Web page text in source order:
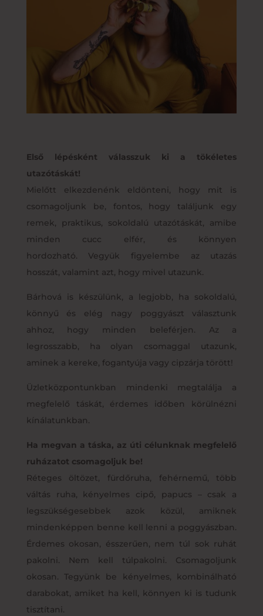
Első lépésként válasszuk ki a tökéletes
utazótáskát!
Mielőtt elkezdenénk eldönteni, hogy mit is
csomagoljunk be, fontos, hogy találjunk egy
remek, praktikus, sokoldalú utazótáskát, amibe
minden cucc elfér, és könnyen
hordozható. Vegyük figyelembe az utazás
hosszát, valamint azt, hogy mivel utazunk.
Bárhová is készülünk, a legjobb, ha sokoldalú,
könnyű és elég nagy poggyászt választunk
ahhoz, hogy minden beleférjen. Az a
legrosszabb, ha olyan csomaggal utazunk,
aminek a kereke, fogantyúja vagy cipzárja törött!
Üzletközpontunkban mindenki megtalálja a
megfelelő táskát, érdemes időben körülnézni
kínálatunkban.
Ha megvan a táska, az úti célunknak megfelelő
ruházatot csomagoljuk be!
Réteges öltözet, fürdőruha, fehérnemű, több
váltás ruha, kényelmes cipő, papucs – csak a
legszükségesebbek azok közül, amiknek
mindenképpen benne kell lenni a poggyászban.
Érdemes okosan, ésszerűen, nem túl sok ruhát
pakolni. Nem kell túlpakolni. Csomagoljunk
okosan. Tegyünk be kényelmes, kombinálható
darabokat, amiket ha kell, könnyen ki is tudunk
tisztítani.